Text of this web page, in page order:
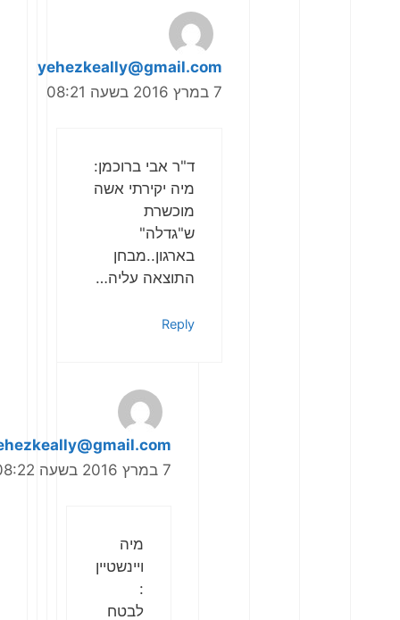
yehezkeally@gmail.com
ד"ר אבי ברוכמן:
מיה יקירתי אשה
מוכשרת
ש"גדלה"
בארגון..מבחן
התוצאה עליה…
Reply
yehezkeally@gmail.com
מיה
ויינשטיין
לבטח